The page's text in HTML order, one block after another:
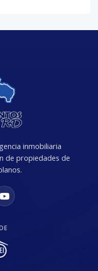
inmobiliaria
de propiedades de